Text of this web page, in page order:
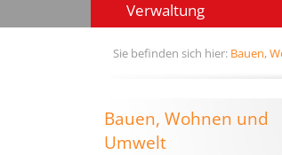
Verwaltung
Sie befinden sich hier: Bauen,
Bauen, Wohnen und
Umwelt